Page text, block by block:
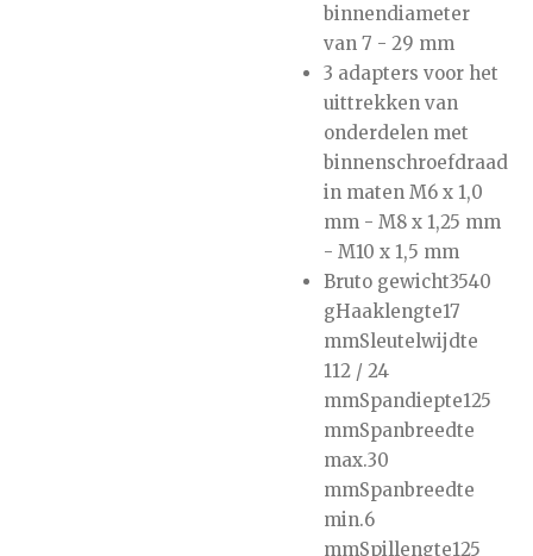
binnendiameter
van 7 - 29 mm
3 adapters voor het
uittrekken van
onderdelen met
binnenschroefdraad
in maten M6 x 1,0
mm - M8 x 1,25 mm
- M10 x 1,5 mm
Bruto gewicht3540
gHaaklengte17
mmSleutelwijdte
112 / 24
mmSpandiepte125
mmSpanbreedte
max.30
mmSpanbreedte
min.6
mmSpillengte125